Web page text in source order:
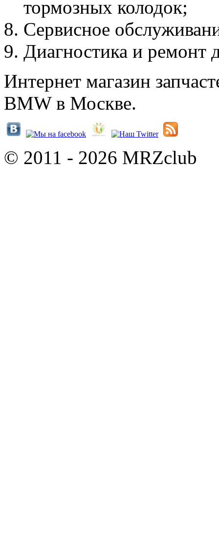
тормозных колодок;
Сервисное
Диагностика и ремонт
Интернет магазин
BMW в Москве.
© 2011 - 2026 MRZclub